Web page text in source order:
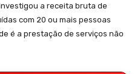
a receita bruta de
com 20 ou mais pessoas
é a prestação de serviços não